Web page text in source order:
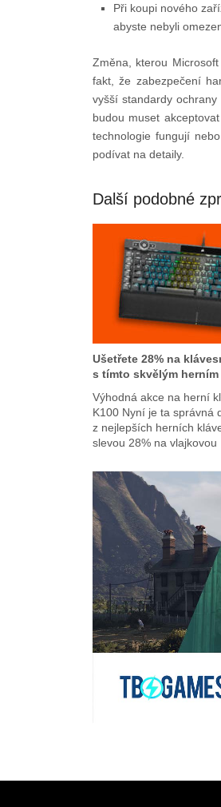
Při koupi nového
abyste nebyli
Změna, kterou
fakt, že zabezpečení
vyšší standardy
budou muset
technologie fungují
podívat na detaily.
Další podobné
Ušetřete 28% na
s tímto skvělým
Výhodná akce na herní
K100 Nyní je ta správná
z nejlepších herních
slevou 28% na vlajkovou